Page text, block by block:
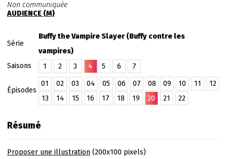
Non communiquée
AUDIENCE (M)
Série
Buffy the Vampire Slayer (Buffy contre les
vampires)
Saisons
1 2 3 4 5 6 7
Épisodes
01 02 03 04 05 06 07 08 09 10 11
12
13
14 15 16 17 18 19 20 21 22
Résumé
Proposer une illustration(200x100 pixels)